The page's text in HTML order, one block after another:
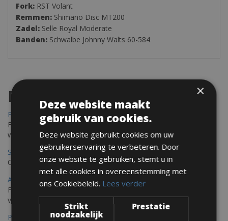
Fork: RST Volant
Remmen: Shimano Disc MT200
Zadel: Selle Royal Moderate
Banden: Schwalbe Johnny Walts 60-584
Destinations
Frejus Fietsverhuur
Fréjus en Saint-Raphaël liggen aan de Middellandse Zee en
worden omringd door het Massif de l'Esterel
Saint Raphael Fietsverhuur
Ontdek Saint Raphael, gelegen in het prachtige Var op uw fiets
Ajaccio Fietsverhuur
Fietsen in Ajaccio, gelegen op het eiland Corsica, biedt een
verscheidenheid aan routes
Porec Fietsverhuur
×
Deze website maakt
gebruik van cookies.
Deze website gebruikt cookies om uw
gebruikerservaring te verbeteren. Door
onze website te gebruiken, stemt u in
met alle cookies in overeenstemming met
ons Cookiebeleid. Lees verder
Strikt
noodzakelijk
Prestatie